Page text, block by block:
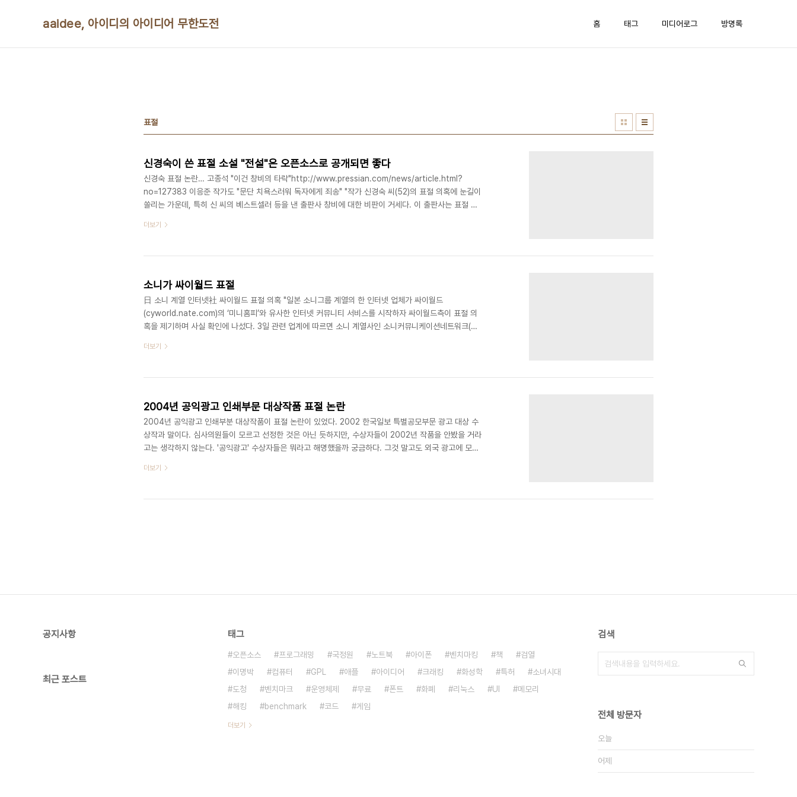
aaidee, 아이디의 아이디어 무한도전 홈 태그 미디어로그 방명록
표절
신경숙이 쓴 표절 소설 "전설"은 오픈소스로 공개되면 좋다
신경숙 표절 논란… 고종석 "이건 창비의 타락"http://www.pressian.com/news/article.html?
no=127383 이응준 작가도 "문단 치욕스러워 독자에게 죄송" "작가 신경숙 씨(52)의 표절 의혹에 눈길이
쏠리는 가운데, 특히 신 씨의 베스트셀러 등을 낸 출판사 창비에 대한 비판이 거세다. 이 출판사는 표절 의
(SNS)에서 이번 표절 논란에 대한 창비의 해명을 놓고 "지적 설계론 찜쪄 먹을 우주적 궤변"이라며 경악했
불쾌하다. 표절에 대한 내 입장은 오픈소스를 하라는..
더보기
소니가 싸이월드 표절
日 소니 계열 인터넷社 싸이월드 표절 의혹 "일본 소니그룹 계열의 한 인터넷 업체가 싸이월드
(cyworld.nate.com)의 ‘미니홈피’와 유사한 인터넷 커뮤니티 서비스를 시작하자 싸이월드측이 표절 의
혹을 제기하며 사실 확인에 나섰다. 3일 관련 업계에 따르면 소니 계열사인 소니커뮤니케이션네트워크(소
다." 제가 잘은 모르지만 포스트펫(PostPet)이라는 이메일 클라이언트가 생각나는군요. 참고삼아 올립니
2001 1999年 PostPet for Windo..
더보기
2004년 공익광고 인쇄부문 대상작품 표절 논란
2004년 공익광고 인쇄부분 대상작품이 표절 논란이 있었다. 2002 한국일보 특별공모부문 광고 대상 수
상작과 말이다. 심사의원들이 모르고 선정한 것은 아닌 듯하지만, 수상자들이 2002년 작품을 안봤을 거라
고는 생각하지 않는다. '공익광고' 수상자들은 뭐라고 해명했을까 궁금하다. 그것 말고도 외국 광고에 모니
물어보지 않을까?
더보기
공지사항
최근 포스트
태그
오픈소스 프로그래밍 국정원 노트북 아이폰 벤치마킹 책
검열
이명박
컴퓨터 GPL 애플 아이디어 크래킹 화성학 특허
소녀시대
도청
벤치마크 운영체제 무료 폰트 화폐 리눅스 UI
메모리
해킹
benchmark 코드 게임
더보기
검색
전체 방문자
오늘
어제